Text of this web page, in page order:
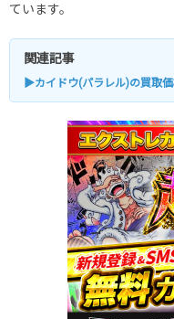
ています。
関連記事
▶カイドウ(パラレル)の買取